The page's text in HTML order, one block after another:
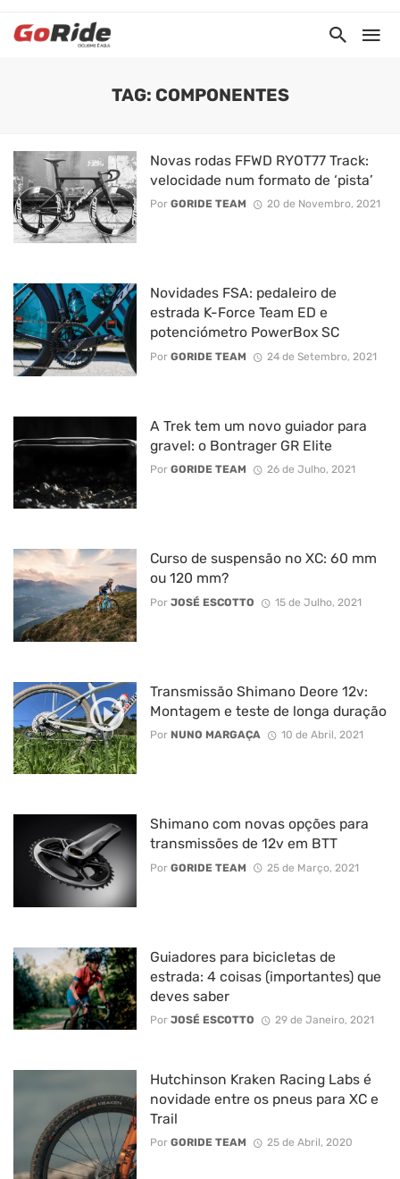
TAG: COMPONENTES
Novas rodas FFWD RYOT77 Track:
velocidade num formato de ‘pista’
Por GORIDE TEAM 20 de Novembro, 2021
Novidades FSA: pedaleiro de
estrada K-Force Team ED e
potenciómetro PowerBox SC
Por GORIDE TEAM 24 de Setembro, 2021
A Trek tem um novo guiador para
gravel: o Bontrager GR Elite
Por GORIDE TEAM 26 de Julho, 2021
Curso de suspensão no XC: 60 mm
ou 120 mm?
Por JOSÉ ESCOTTO 15 de Julho, 2021
Transmissão Shimano Deore 12v:
Montagem e teste de longa duração
Por NUNO MARGAÇA 10 de Abril, 2021
Shimano com novas opções para
transmissões de 12v em BTT
Por GORIDE TEAM 25 de Março, 2021
Guiadores para bicicletas de
estrada: 4 coisas (importantes) que
deves saber
Por JOSÉ ESCOTTO 29 de Janeiro, 2021
Hutchinson Kraken Racing Labs é
novidade entre os pneus para XC e
Trail
Por GORIDE TEAM 25 de Abril, 2020